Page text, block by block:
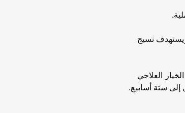
نسيج
العلاجي
ستة أسابيع.